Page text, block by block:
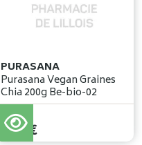
PURASANA
Purasana Vegan Graines
Chia 200g Be-bio-02
6,20 €